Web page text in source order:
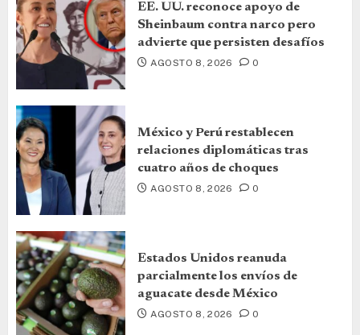
EE. UU. reconoce apoyo de
Sheinbaum contra narco pero
advierte que persisten desafíos
AGOSTO 8, 2026 0
México y Perú restablecen
relaciones diplomáticas tras
cuatro años de choques
AGOSTO 8, 2026 0
Estados Unidos reanuda
parcialmente los envíos de
aguacate desde México
AGOSTO 8, 2026 0